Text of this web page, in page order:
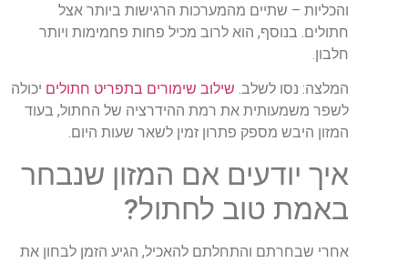
והכליות – שתיים מהמערכות הרגישות ביותר אצל
חתולים. בנוסף, הוא לרוב מכיל פחות פחמימות ויותר
חלבון.
המלצה: נסו לשלב. שילוב שימורים בתפריט חתולים יכולה
לשפר משמעותית את רמת ההידרציה של החתול, בעוד
המזון היבש מספק פתרון זמין לשאר שעות היום.
איך יודעים אם המזון שנבחר
באמת טוב לחתול?
אחרי שבחרתם והתחלתם להאכיל, הגיע הזמן לבחון את